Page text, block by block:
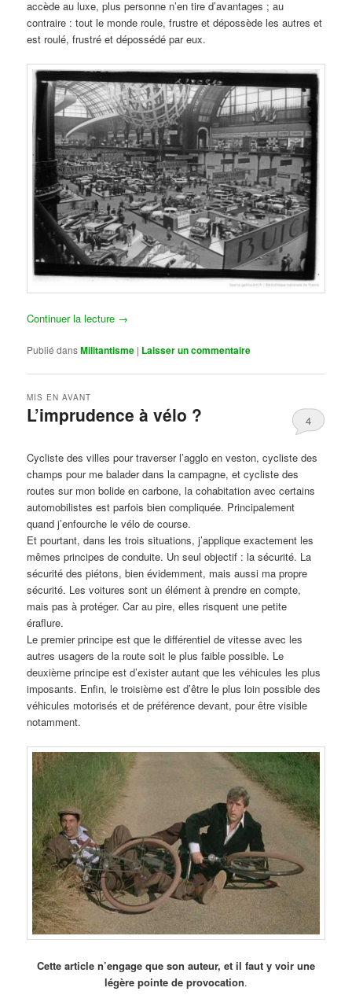
accède au luxe, plus personne n’en tire d’avantages ; au
contraire : tout le monde roule, frustre et dépossède les autres et
est roulé, frustré et dépossédé par eux.
Continuer la lecture →
Publié dansMilitantisme | Laisser un commentaire
L’imprudence à vélo ?
MIS EN AVANT
4
Cycliste des villes pour traverser l’agglo en veston, cycliste des
champs pour me balader dans la campagne, et cycliste des
routes sur mon bolide en carbone, la cohabitation avec certains
automobilistes est parfois bien compliquée. Principalement
quand j’enfourche le vélo de course.
Et pourtant, dans les trois situations, j’applique exactement les
mêmes principes de conduite. Un seul objectif : la sécurité. La
sécurité des piétons, bien évidemment, mais aussi ma propre
sécurité. Les voitures sont un élément à prendre en compte,
mais pas à protéger. Car au pire, elles risquent une petite
éraflure.
Le premier principe est que le différentiel de vitesse avec les
autres usagers de la route soit le plus faible possible. Le
deuxième principe est d’exister autant que les véhicules les plus
imposants. Enfin, le troisième est d’être le plus loin possible des
véhicules motorisés et de préférence devant, pour être visible
notamment.
Cette article n’engage que son auteur, et il faut y voir une
légère pointe de provocation.